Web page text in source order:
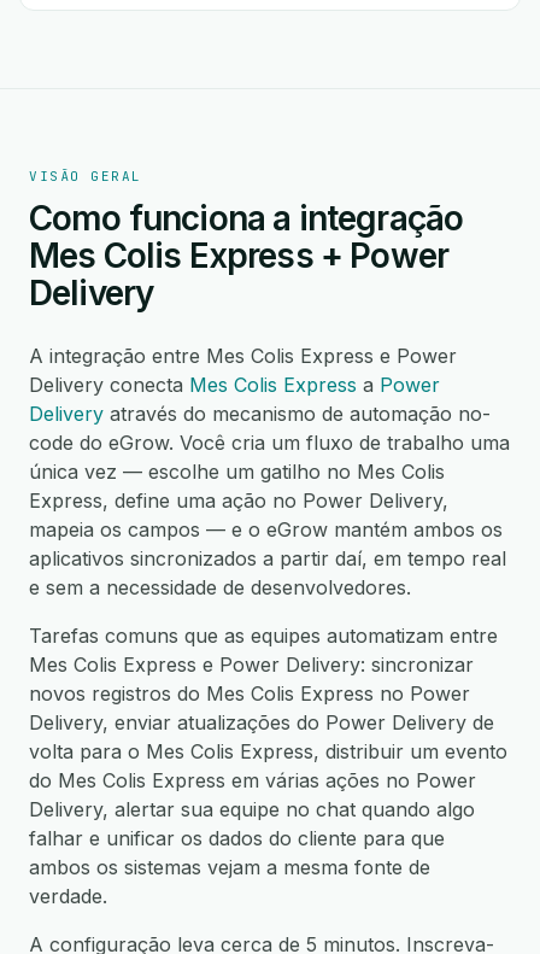
VISÃO GERAL
Como funciona a integração
Mes Colis Express + Power
Delivery
A integração entre Mes Colis Express e Power
Delivery conecta Mes Colis Express a Power
Delivery através do mecanismo de automação no-
code do eGrow. Você cria um fluxo de trabalho uma
única vez — escolhe um gatilho no Mes Colis
Express, define uma ação no Power Delivery,
mapeia os campos — e o eGrow mantém ambos os
aplicativos sincronizados a partir daí, em tempo real
e sem a necessidade de desenvolvedores.
Tarefas comuns que as equipes automatizam entre
Mes Colis Express e Power Delivery: sincronizar
novos registros do Mes Colis Express no Power
Delivery, enviar atualizações do Power Delivery de
volta para o Mes Colis Express, distribuir um evento
do Mes Colis Express em várias ações no Power
Delivery, alertar sua equipe no chat quando algo
falhar e unificar os dados do cliente para que
ambos os sistemas vejam a mesma fonte de
verdade.
A configuração leva cerca de 5 minutos. Inscreva-